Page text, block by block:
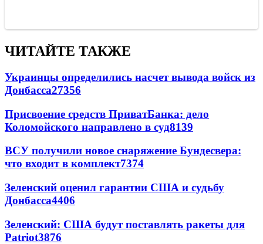
ЧИТАЙТЕ ТАКЖЕ
Украинцы определились насчет вывода войск из
Донбасса27356
Присвоение средств ПриватБанка: дело
Коломойского направлено в суд8139
ВСУ получили новое снаряжение Бундесвера:
что входит в комплект7374
Зеленский оценил гарантии США и судьбу
Донбасса4406
Зеленский: США будут поставлять ракеты для
Patriot3876